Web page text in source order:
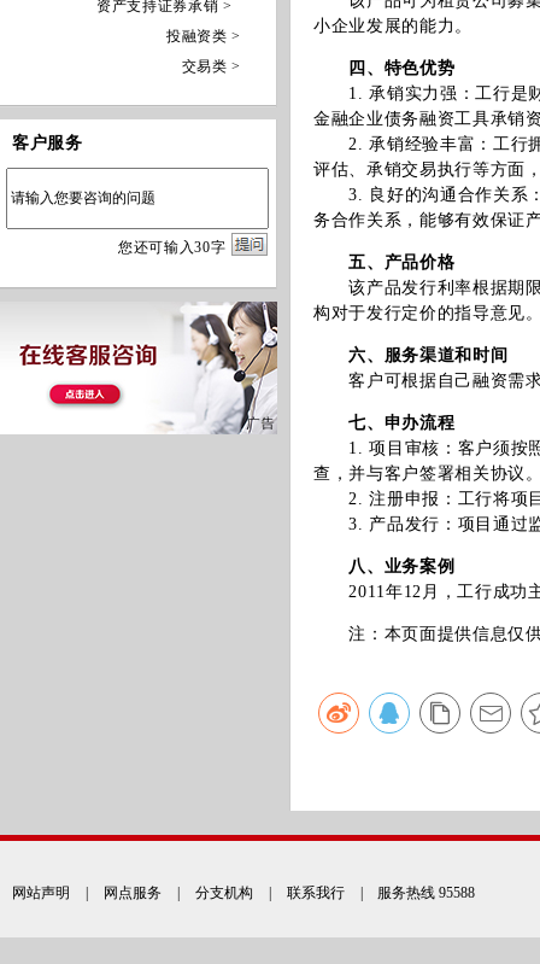
资产支持证券承销 >
投融资类 >
交易类 >
客户服务
您还可输入30字
小企业发展的能力。
四、特色优势
1. 承销实力强：工行是财
金融企业债务融资工具承销
2. 承销经验丰富：工行拥
评估、承销交易执行等方面
3. 良好的沟通合作关系：
务合作关系，能够有效保证
五、产品价格
该产品发行利率根据期限
构对于发行定价的指导意见
六、服务渠道和时间
客户可根据自己融资需求
七、申办流程
1. 项目审核：客户须按照
查，并与客户签署相关协议
2. 注册申报：工行将项目
3. 产品发行：项目通过监
八、业务案例
2011年12月，工行成功主
注：本页面提供信息仅供
网站声明 网点服务 分支机构 联系我行 | 服务热线 95588